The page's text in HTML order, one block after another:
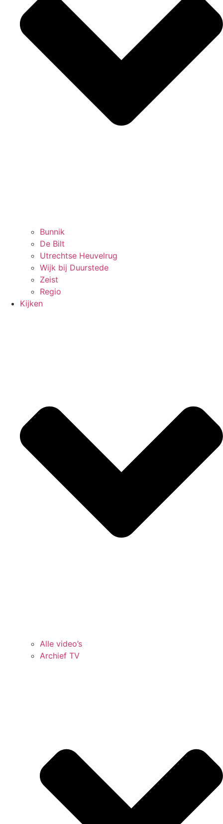
Bunnik
De Bilt
Utrechtse Heuvelrug
Wijk bij Duurstede
Zeist
Regio
Kijken
Alle video’s
Archief TV